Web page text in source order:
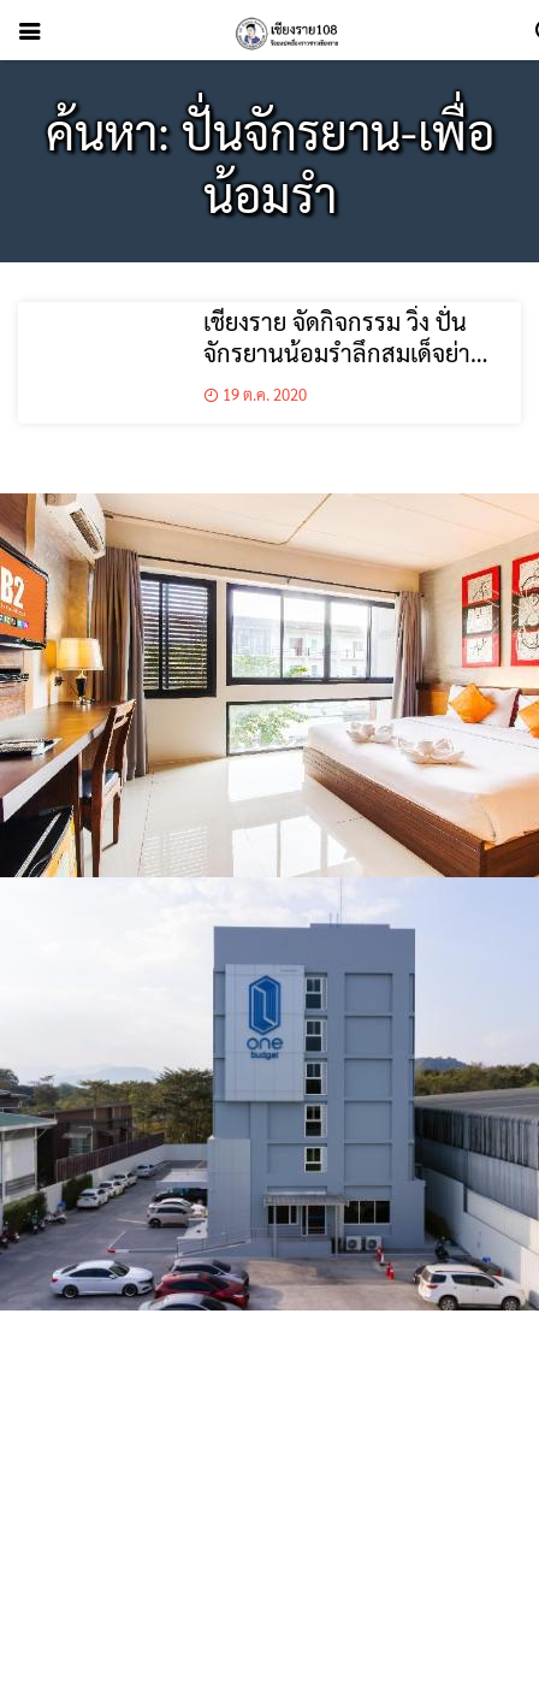
ค้นหา: ปั่นจักรยาน-เพื่อ
น้อมรำ
เชียงราย จัดกิจกรรม วิ่ง ปั่น
จักรยานน้อมรำลึกสมเด็จย่า
ประจำปี 2563 “25 ปี เราไม่ลืม
19 ต.ค. 2020